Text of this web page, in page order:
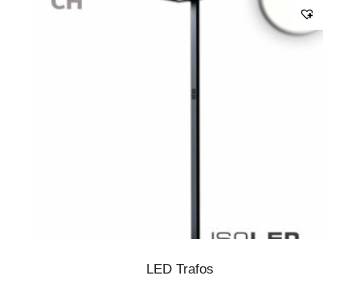
LED Trafos